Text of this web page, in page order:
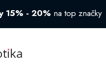
15% - 20% na top značky